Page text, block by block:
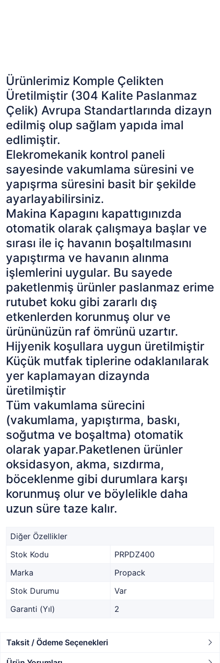
Ürünlerimiz Komple Çelikten
Üretilmiştir (304 Kalite Paslanmaz
Çelik) Avrupa Standartlarında dizayn
edilmiş olup sağlam yapıda imal
edlimiştir.
Elekromekanik kontrol paneli
sayesinde vakumlama süresini ve
yapışrma süresini basit bir şekilde
ayarlayabilirsiniz.
Makina Kapagını kapattıgınızda
otomatik olarak çalışmaya başlar ve
sırası ile iç havanın boşaltılmasını
yapıştırma ve havanın alınma
işlemlerini uygular. Bu sayede
paketlenmiş ürünler paslanmaz erime
rutubet koku gibi zararlı dış
etkenlerden korunmuş olur ve
ürününüzün raf ömrünü uzartır.
Hijyenik koşullara uygun üretilmiştir
Küçük mutfak tiplerine odaklanılarak
yer kaplamayan dizaynda
üretilmiştir
Tüm vakumlama sürecini
(vakumlama, yapıştırma, baskı,
soğutma ve boşaltma) otomatik
olarak yapar.Paketlenen ürünler
oksidasyon, akma, sızdırma,
böceklenme gibi durumlara karşı
korunmuş olur ve böylelikle daha
uzun süre taze kalır.
Diğer Özellikler
Stok Kodu
PRPDZ400
Marka
Propack
Stok Durumu
Var
Garanti (Yıl)
2
Taksit / Ödeme Seçenekleri